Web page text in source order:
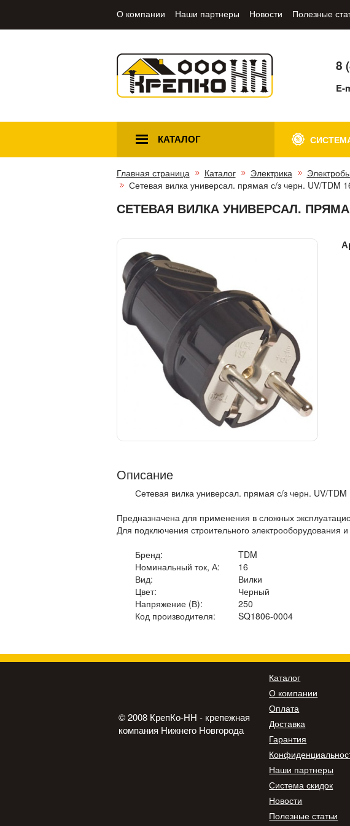
О компании Наши партнеры Новости Полезные
8
E-
КАТАЛОГ
Главная страница Каталог Электрика
Сетевая вилка универсал. прямая с/з черн. UV/TDM
СЕТЕВАЯ ВИЛКА УНИВЕРСАЛ.
Описание
Сетевая вилка универсал. прямая с/з черн. UV/
Предназначена для применения в сложных
Для подключения строительного электрооборудования
Бренд:
TDM
Номинальный ток, А:
16
Вид:
Вилки
Цвет:
Черный
Напряжение (В):
250
Код производителя:
SQ1806-0004
© 2008 КрепКо-НН - крепежная
компания Нижнего Новгорода
Каталог
О компании
Оплата
Доставка
Гарантия
Наши партнеры
Система скидок
Новости
Полезные статьи